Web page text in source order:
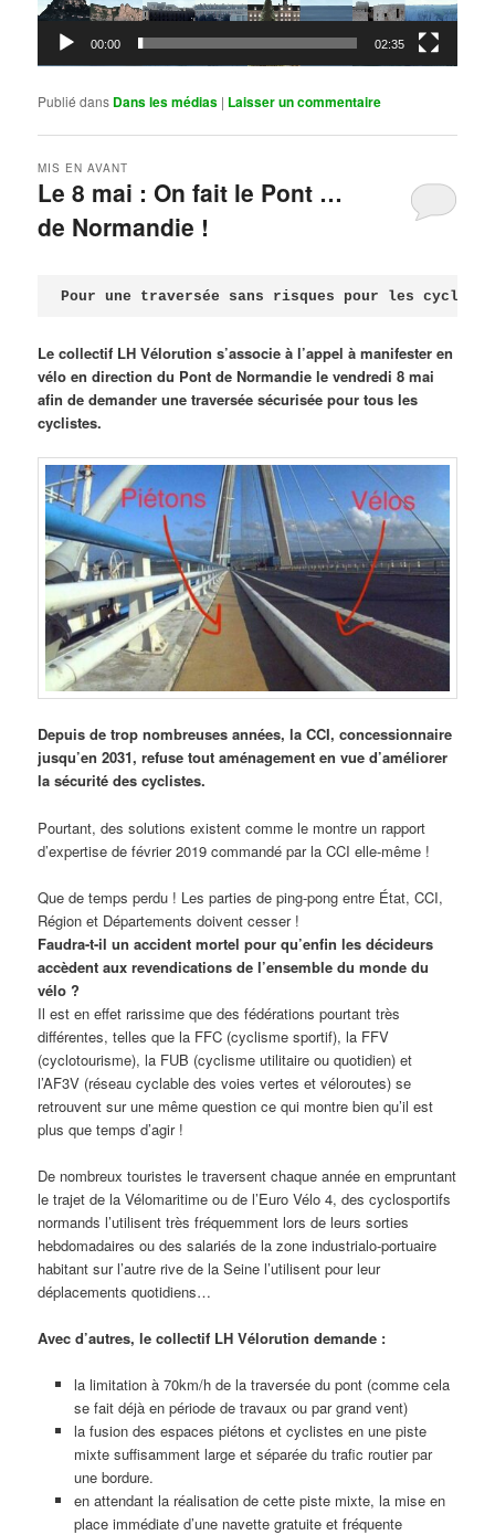
00:00 02:35
Publié dans Dans les médias | Laisser un commentaire
Le 8 mai : On fait le Pont …
de Normandie !
MIS EN AVANT
Pour une traversée sans risques pour les
Le collectif LH Vélorution s’associe à l’appel à manifester en
vélo en direction du Pont de Normandie le vendredi 8 mai
afin de demander une traversée sécurisée pour tous les
cyclistes.
Depuis de trop nombreuses années, la CCI, concessionnaire
jusqu’en 2031, refuse tout aménagement en vue d’améliorer
la sécurité des cyclistes.
Pourtant, des solutions existent comme le montre un rapport
d’expertise de février 2019 commandé par la CCI elle-même !
Que de temps perdu ! Les parties de ping-pong entre État, CCI,
Région et Départements doivent cesser !
Faudra-t-il un accident mortel pour qu’enfin les décideurs
accèdent aux revendications de l’ensemble du monde du
vélo ?
Il est en effet rarissime que des fédérations pourtant très
différentes, telles que la FFC (cyclisme sportif), la FFV
(cyclotourisme), la FUB (cyclisme utilitaire ou quotidien) et
l’AF3V (réseau cyclable des voies vertes et véloroutes) se
retrouvent sur une même question ce qui montre bien qu’il est
plus que temps d’agir !
De nombreux touristes le traversent chaque année en empruntant
le trajet de la Vélomaritime ou de l’Euro Vélo 4, des cyclosportifs
normands l’utilisent très fréquemment lors de leurs sorties
hebdomadaires ou des salariés de la zone industrialo-portuaire
habitant sur l’autre rive de la Seine l’utilisent pour leur
déplacements quotidiens…
Avec d’autres, le collectif LH Vélorution demande :
la limitation à 70km/h de la traversée du pont (comme cela
se fait déjà en période de travaux ou par grand vent)
la fusion des espaces piétons et cyclistes en une piste
mixte suffisamment large et séparée du trafic routier par
une bordure.
en attendant la réalisation de cette piste mixte, la mise en
place immédiate d’une navette gratuite et fréquente